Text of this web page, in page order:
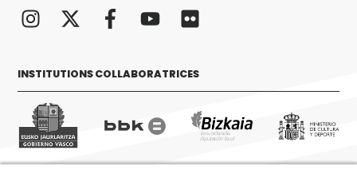
INSTITUTIONS COLLABORATRICES